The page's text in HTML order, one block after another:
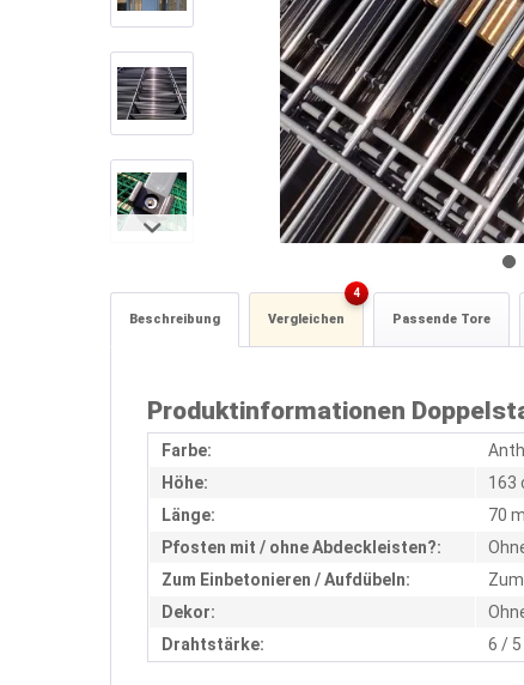
Beschreibung Vergleichen
4
Passende Tore
Produktinformationen
Farbe:
Höhe:
163
Länge:
70 m
Pfosten mit / ohne Abdeckleisten?:
Zum Einbetonieren / Aufdübeln:
Dekor:
Drahtstärke:
6 /